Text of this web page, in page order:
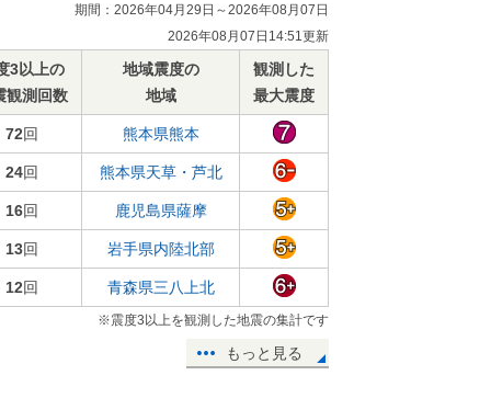
期間：2026年04月29日～2026年08月07日
2026年08月07日14:51更新
3以上の
観測回数
地域震度の
地域
観測した
最大震度
72回 熊本県熊本
24回 熊本県天草・芦北
16回 鹿児島県薩摩
13回 岩手県内陸北部
12回 青森県三八上北
※震度3以上を観測した地震の集計です
もっと見る